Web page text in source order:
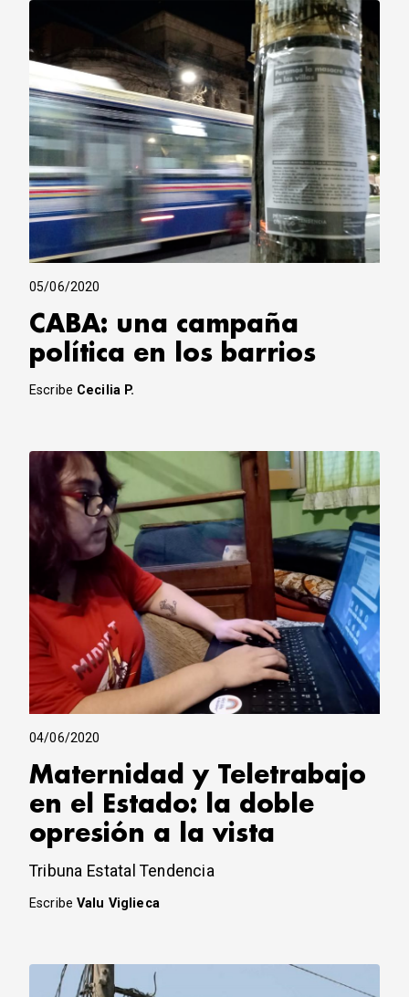
CORREO DE LECTORES
DEBATE
ARCHIVO
DECLARACIONES
OPINIÓN
ALTAMIRA RESPONDE
Política Obrera Revista
CONTACTO
05/06/2020
CABA: una campaña
política en los barrios
Escribe Cecilia P.
04/06/2020
Maternidad y Teletrabajo
en el Estado: la doble
opresión a la vista
Tribuna Estatal Tendencia
EscribeValu Viglieca